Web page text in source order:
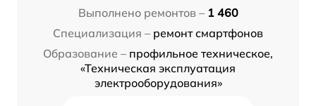
Выполнено ремонтов – 1 460
Специализация – ремонт смартфонов
Образование – профильное техническое,
«Техническая эксплуатация
электрооборудования»